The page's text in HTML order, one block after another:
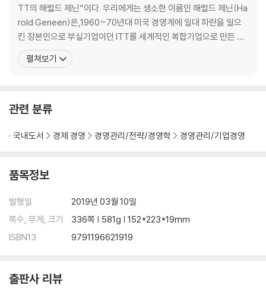
TT의 해럴드 제닌”이다. 우리에게는 생소한 이름인 해럴드 제닌(Ha
rold Geneen)은,1960~70년대 미국 경영계에 일대 파란을 일으
킨 장본인으로 부실기업이던 ITT를 세계적인 복합기업으로 만든 경
영의 대가이다. 취임하여 58분기 연속 전년대비 수익증가라는 미국
기업 역사상 전대미문의 실적을 달성하였다. 17년간 에이비스렌터
펼쳐보기
관련 분류
국내도서 경제 경영 경영관리/전략/경영학 경영관리/기업경영
품목정보
발행일
2019년 03월 10일
쪽수, 무게, 크기
336쪽 | 581g | 152*223*19mm
ISBN13
9791196621919
출판사 리뷰